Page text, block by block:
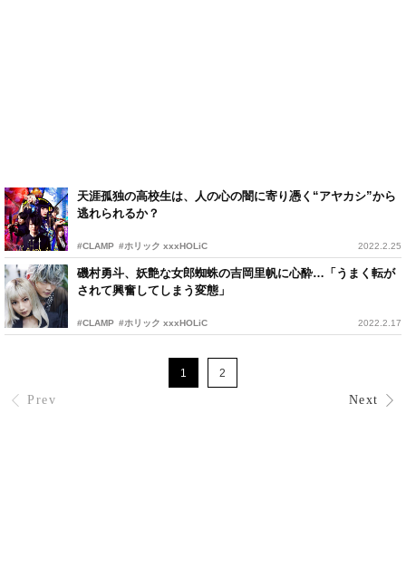
天涯孤独の高校生は、人の心の闇に寄り憑く“アヤカシ”から
逃れられるか？
#CLAMP #ホリック xxxHOLiC 2022.2.25
磯村勇斗、妖艶な女郎蜘蛛の吉岡里帆に心酔…「うまく転が
されて興奮してしまう変態」
#CLAMP #ホリック xxxHOLiC 2022.2.17
Prev
1 2
Next